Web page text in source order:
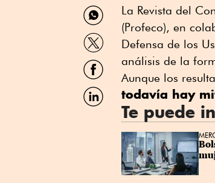
Compartir
por
WhatsApp
Compartir
por
Twitter
Compartir
por
Facebook
Compartir
por
La Revista del
(Profeco), en
Defensa de los
análisis de la
Aunque los
todavía hay
Te puede